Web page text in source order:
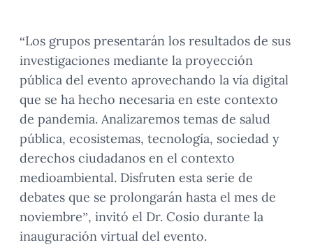
“Los grupos presentarán los resultados de sus
investigaciones mediante la proyección
pública del evento aprovechando la vía digital
que se ha hecho necesaria en este contexto
de pandemia. Analizaremos temas de salud
pública, ecosistemas, tecnología, sociedad y
derechos ciudadanos en el contexto
medioambiental. Disfruten esta serie de
debates que se prolongarán hasta el mes de
noviembre”, invitó el Dr. Cosio durante la
inauguración virtual del evento.